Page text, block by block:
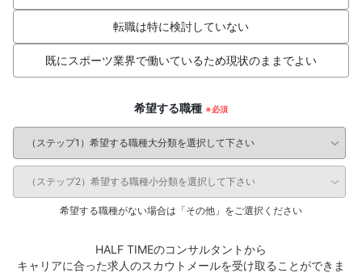
転職は特に検討していない
既にスポーツ業界で働いているため現状のままでよい
希望する職種
希望する職種がない場合は「その他」をご選択ください
HALF TIMEのコンサルタントから
キャリアに合った求人のスカウトメールを受け取ることができま